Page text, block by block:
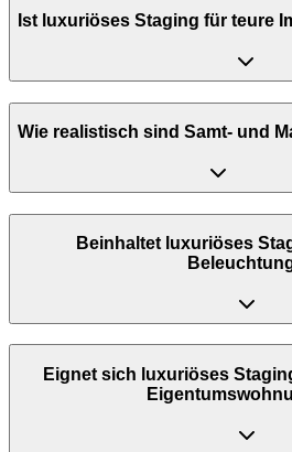
Ist luxuriöses Staging für teure
Wie realistisch sind Samt- und
Beinhaltet luxuriöses
Eignet sich luxuriöses